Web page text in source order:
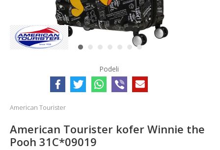
1 2 3 4 5 6 7
Podeli
American Tourister
American Tourister kofer Winnie the
Pooh 31C*09019